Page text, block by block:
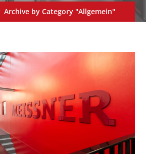
Archive by Category "Allgemein"